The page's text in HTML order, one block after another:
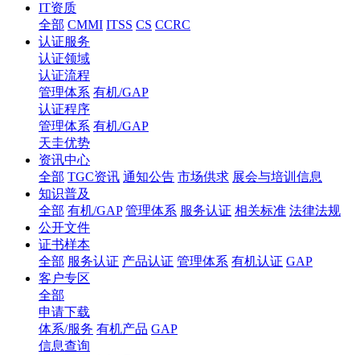
IT资质
全部 CMMI ITSS CS CCRC
认证服务
认证领域
认证流程
管理体系 有机/GAP
认证程序
管理体系 有机/GAP
天圭优势
资讯中心
全部 TGC资讯 通知公告 市场供求 展会与培训信息
知识普及
全部 有机/GAP 管理体系 服务认证 相关标准 法律法规
公开文件
证书样本
全部 服务认证 产品认证 管理体系 有机认证 GAP
客户专区
全部
申请下载
体系/服务 有机产品 GAP
信息查询